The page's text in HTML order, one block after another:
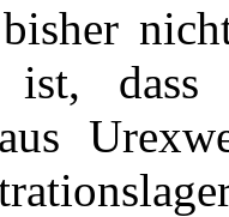
ist, dass